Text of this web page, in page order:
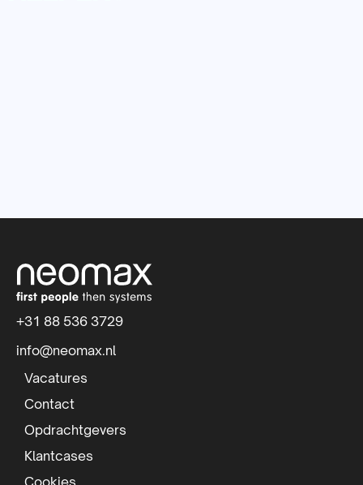
S
t
e
o
o
t
+31 88 536 3729
info@neomax.nl
Vacatures
Contact
Opdrachtgevers
Klantcases